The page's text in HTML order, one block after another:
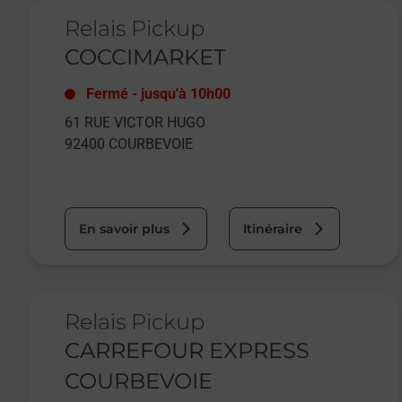
Relais Pickup
COCCIMARKET
Fermé - jusqu'à 10h00
61 RUE VICTOR HUGO
92400 COURBEVOIE
En savoir plus Itinéraire
Relais Pickup
CARREFOUR EXPRESS
COURBEVOIE